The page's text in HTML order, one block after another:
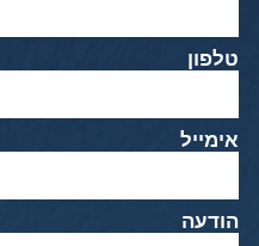
טלפון
אימייל
הודעה